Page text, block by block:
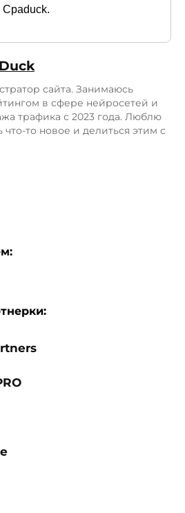
Cpaduck.
сайта. Занимаюсь
в сфере нейросетей и
трафика с 2023 года. Люблю
что-то новое и делиться этим с